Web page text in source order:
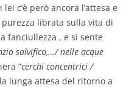
c’è però ancora l’attesa e
librata sulla vita di
fanciullezza , e si sente
salvifico,…/ nelle acque
“cerchi concentrici /
lunga attesa del ritorno a